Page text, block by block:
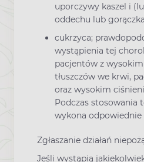
uporczywy kaszel i
oddechu lub gorączka
cukrzyca;
wystąpienia tej
pacjentów z
tłuszczów we krwi,
oraz wysokim
Podczas stosowania
wykona odpowiednie
Zgłaszanie działań
Jeśli wystąpią